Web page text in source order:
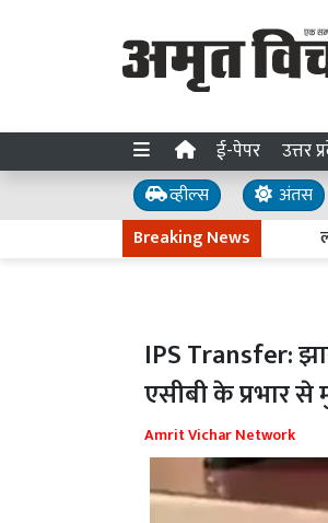
ई-पेपर उत्तर
व्हील्स अंतस
Breaking News
IPS Transfer:
एसीबी के प्रभार से
Amrit Vichar Network